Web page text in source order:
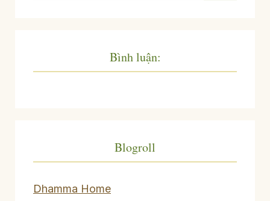
Bình luận:
Blogroll
Dhamma Home